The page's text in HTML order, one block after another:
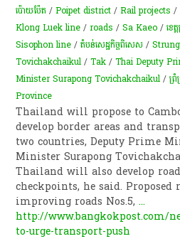
ប៉ោយប៉ែត /Poipet district /Rail projects /
Klong Luek line /roads /Sa Kaeo /ខេ
Sisophon line /​តំបន់​សេដ្ឋកិច្ច​ពិសេស​ /
Tovichakchaikul /Tak /Thai Deputy
Minister Surapong Tovichakchaikul /ព្
Province
Thailand will propose to
develop border areas and
two countries, Deputy Prime
Minister Surapong
Thailand will also develop
checkpoints, he said. Proposed
improving roads Nos.5,...
http://www.bangkokpost.com/
to-urge-transport-push